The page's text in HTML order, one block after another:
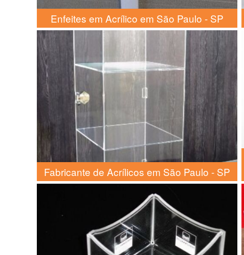
Enfeites em Acrílico em São Paulo - SP
Fabricante de Acrílicos em São Paulo - SP